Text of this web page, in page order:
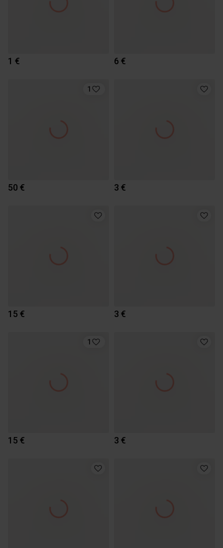
1 € 6 €
1
50 € 3 €
15 € 3 €
1
15 € 3 €